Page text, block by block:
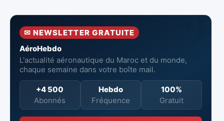
incendie
la surveillance
aériennes.
neufs à Royal Air
✉ NEWSLETTER GRATUITE
AéroHebdo
L'actualité aéronautique du Maroc et du monde,
chaque semaine dans votre boîte mail.
+4 500
Abonnés
Hebdo
Fréquence
100%
Gratuit